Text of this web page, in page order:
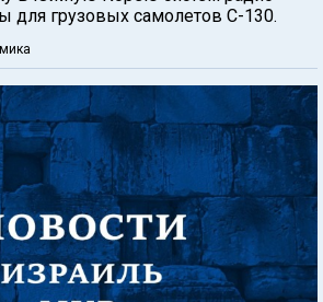
для грузовых самолетов C-130.